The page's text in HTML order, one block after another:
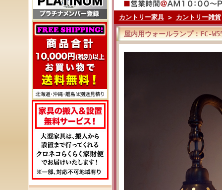
カントリー家具> カントリー雑貨
屋内用ウォールランプ：FC-